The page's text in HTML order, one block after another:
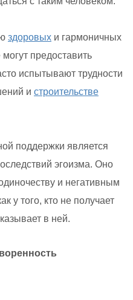
здоровых и гармоничных
предоставить
испытывают трудности
и строительстве
поддержки является
эгоизма. Оно
и негативным
у того, кто не получает
в ней.